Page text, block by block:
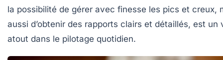
la possibilité de gérer avec finesse les pics et creux,
aussi d’obtenir des rapports clairs et détaillés, est un
atout dans le pilotage quotidien.